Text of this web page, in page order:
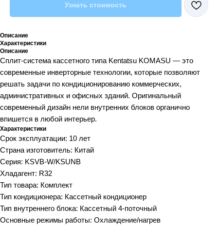
Узнать стоимость
Описание
Характеристики
Описание
Сплит-система кассетного типа Kentatsu KOMASU — это
современные инверторные технологии, которые позволяют
решать задачи по кондиционированию коммерческих,
административных и офисных зданий. Оригинальный
современный дизайн нели внутренних блоков органично
впишется в любой интерьер.
Характеристики
Срок эксплуатации: 10 лет
Страна изготовитель: Китай
Серия: KSVB-W/KSUNB
Хладагент: R32
Тип товара: Комплект
Тип кондиционера: Кассетный кондиционер
Тип внутреннего блока: Кассетный 4-поточный
Основные режимы работы: Охлаждение/нагрев